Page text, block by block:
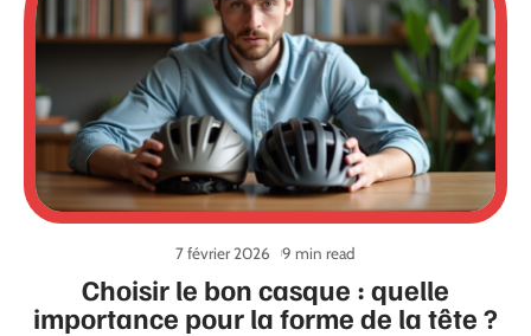
Choisir le bon casque : quelle
importance pour la forme de la tête ?
7 février 2026 9 min read